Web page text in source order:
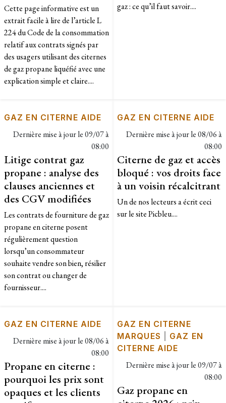
Cette page informative est un
extrait facile à lire de l’article L
224 du Code de la consommation
relatif aux contrats signés par
des usagers utilisant des citernes
de gaz propane liquéfié avec une
explication simple et claire....
gaz : ce qu’il faut savoir....
GAZ EN CITERNE AIDE
Dernière mise à jour le09/07 à
08:00
Litige contrat gaz
propane : analyse des
clauses anciennes et
des CGV modifiées
Les contrats de fourniture de gaz
propane en citerne posent
régulièrement question
lorsqu’un consommateur
souhaite vendre son bien, résilier
son contrat ou changer de
fournisseur....
GAZ EN CITERNE AIDE
Dernière mise à jour le08/06 à
08:00
Citerne de gaz et accès
bloqué : vos droits face
à un voisin récalcitrant
Un de nos lecteurs a écrit ceci
sur le site Picbleu....
GAZ EN CITERNE AIDE
Dernière mise à jour le08/06 à
08:00
Propane en citerne :
pourquoi les prix sont
opaques et les clients
GAZ EN CITERNE
MARQUES
GAZ EN
CITERNE AIDE
Dernière mise à jour le09/07 à
08:00
Gaz propane en